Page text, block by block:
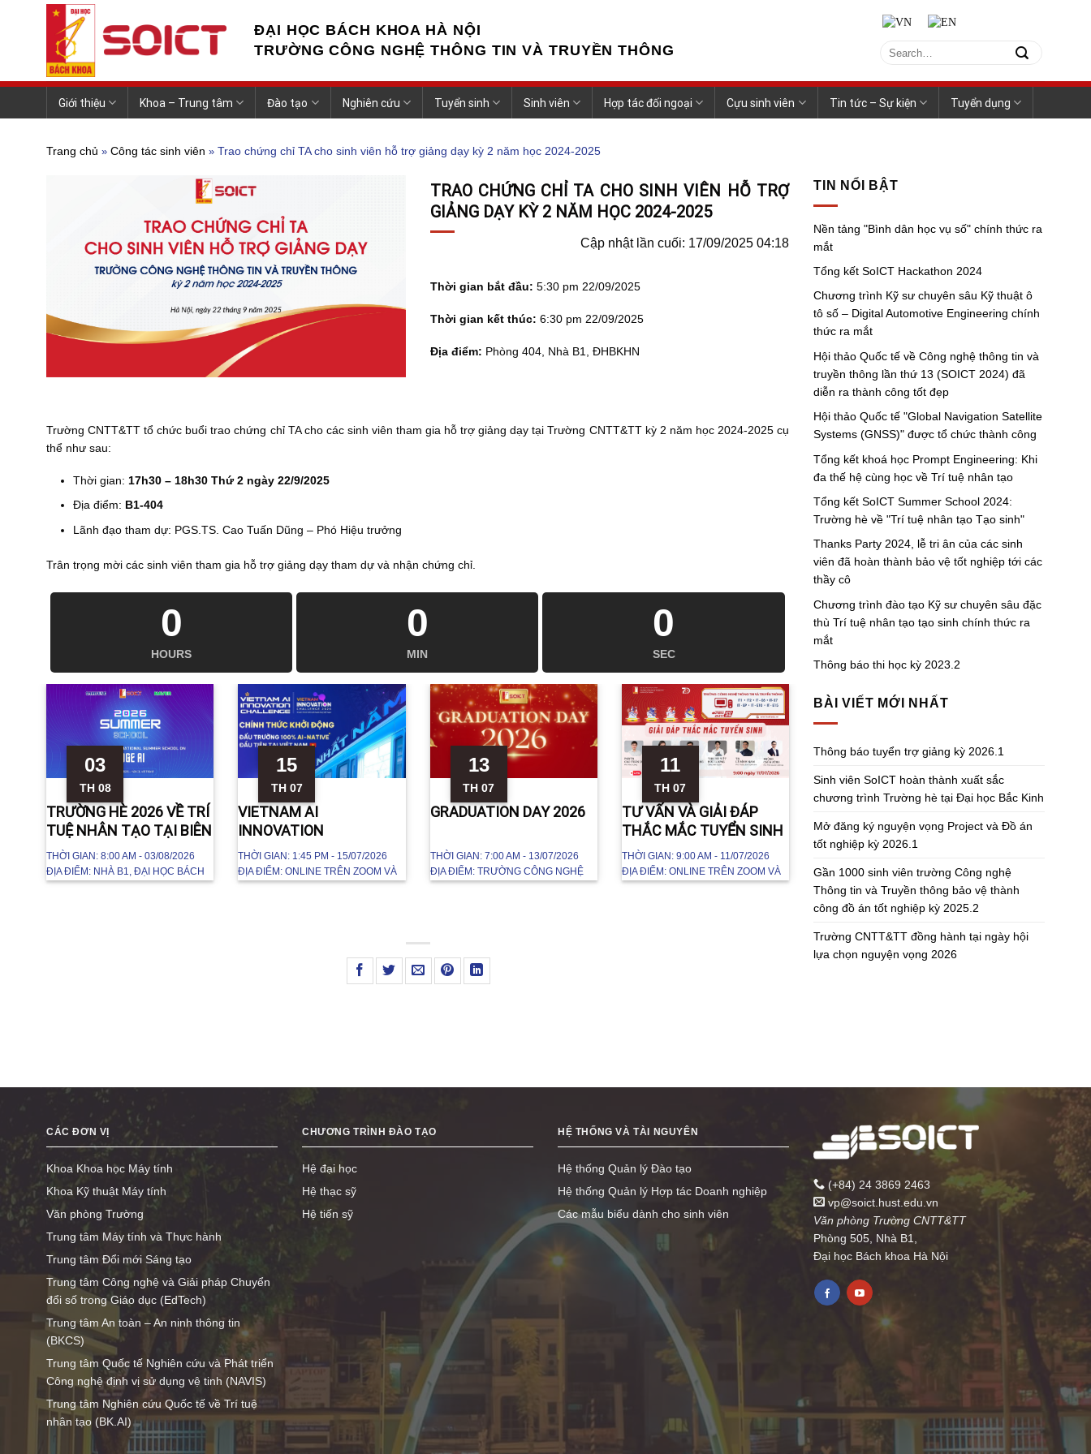
ĐẠI HỌC BÁCH KHOA HÀ NỘI
TRƯỜNG CÔNG NGHỆ THÔNG TIN VÀ TRUYỀN THÔNG
Giới thiệu Khoa – Trung tâm Đào tạo Nghiên cứu Tuyển sinh Sinh viên Hợp tác đối ngoại Cựu sinh viên Tin tức – Sự kiện Tuyển dụng
Trang chủ » Công tác sinh viên » Trao chứng chỉ TA cho sinh viên hỗ trợ giảng dạy kỳ 2 năm học 2024-2025
TRAO CHỨNG CHỈ TA CHO SINH VIÊN HỖ TRỢ
GIẢNG DẠY KỲ 2 NĂM HỌC 2024-2025
Cập nhật lần cuối: 17/09/2025 04:18
Thời gian bắt đầu: 5:30 pm 22/09/2025
Thời gian kết thúc: 6:30 pm 22/09/2025
Địa điểm: Phòng 404, Nhà B1, ĐHBKHN
Trường CNTT&TT tổ chức buổi trao chứng chỉ TA cho các sinh viên tham gia hỗ trợ giảng dạy tại Trường CNTT&TT kỳ 2 năm học 2024-2025 cụ
thể như sau:
Thời gian: 17h30 – 18h30 Thứ 2 ngày 22/9/2025
Địa điểm: B1-404
Lãnh đạo tham dự: PGS.TS. Cao Tuấn Dũng – Phó Hiệu trưởng
Trân trọng mời các sinh viên tham gia hỗ trợ giảng dạy tham dự và nhận chứng chỉ.
0
HOURS
0
MIN
0
SEC
03
TH 08
TRƯỜNG HÈ 2026 VỀ TRÍ
TUỆ NHÂN TẠO TẠI BIÊN
THỜI GIAN: 8:00 AM - 03/08/2026
ĐỊA ĐIỂM: NHÀ B1, ĐẠI HỌC BÁCH
15
TH 07
VIETNAM AI
INNOVATION
CHALLENGE 2026
UNITOUR
THỜI GIAN: 1:45 PM - 15/07/2026
ĐỊA ĐIỂM: ONLINE TRÊN ZOOM VÀ
13
TH 07
GRADUATION DAY 2026
THỜI GIAN: 7:00 AM - 13/07/2026
ĐỊA ĐIỂM: TRƯỜNG CÔNG NGHỆ
11
TH 07
TƯ VẤN VÀ GIẢI ĐÁP
THẮC MẮC TUYỂN SINH
2026
THỜI GIAN: 9:00 AM - 11/07/2026
ĐỊA ĐIỂM: ONLINE TRÊN ZOOM VÀ
TIN NỔI BẬT
Nền tảng "Bình dân học vụ số" chính thức ra
mắt
Tổng kết SoICT Hackathon 2024
Chương trình Kỹ sư chuyên sâu Kỹ thuật ô
tô số – Digital Automotive Engineering chính
thức ra mắt
Hội thảo Quốc tế về Công nghệ thông tin và
truyền thông lần thứ 13 (SOICT 2024) đã
diễn ra thành công tốt đẹp
Hội thảo Quốc tế "Global Navigation Satellite
Systems (GNSS)" được tổ chức thành công
Tổng kết khoá học Prompt Engineering: Khi
đa thế hệ cùng học về Trí tuệ nhân tạo
Tổng kết SoICT Summer School 2024:
Trường hè về "Trí tuệ nhân tạo Tạo sinh"
Thanks Party 2024, lễ tri ân của các sinh
viên đã hoàn thành bảo vệ tốt nghiệp tới các
thầy cô
Chương trình đào tạo Kỹ sư chuyên sâu đặc
thù Trí tuệ nhân tạo tạo sinh chính thức ra
mắt
Thông báo thi học kỳ 2023.2
BÀI VIẾT MỚI NHẤT
Thông báo tuyển trợ giảng kỳ 2026.1
Sinh viên SoICT hoàn thành xuất sắc
chương trình Trường hè tại Đại học Bắc Kinh
Mở đăng ký nguyện vọng Project và Đồ án
tốt nghiệp kỳ 2026.1
Gần 1000 sinh viên trường Công nghệ
Thông tin và Truyền thông bảo vệ thành
công đồ án tốt nghiệp kỳ 2025.2
Trường CNTT&TT đồng hành tại ngày hội
lựa chọn nguyện vọng 2026
CÁC ĐƠN VỊ
Khoa Khoa học Máy tính
Khoa Kỹ thuật Máy tính
Văn phòng Trường
Trung tâm Máy tính và Thực hành
Trung tâm Đổi mới Sáng tạo
Trung tâm Công nghệ và Giải pháp Chuyển
đổi số trong Giáo dục (EdTech)
Trung tâm An toàn – An ninh thông tin
(BKCS)
Trung tâm Quốc tế Nghiên cứu và Phát triển
Công nghệ định vị sử dụng vệ tinh (NAVIS)
Trung tâm Nghiên cứu Quốc tế về Trí tuệ
nhân tạo (BK.AI)
CHƯƠNG TRÌNH ĐÀO TẠO
Hệ đại học
Hệ thạc sỹ
Hệ tiến sỹ
HỆ THỐNG VÀ TÀI NGUYÊN
Hệ thống Quản lý Đào tạo
Hệ thống Quản lý Hợp tác Doanh nghiệp
Các mẫu biểu dành cho sinh viên
(+84) 24 3869 2463
vp@soict.hust.edu.vn
Văn phòng Trường CNTT&TT
Phòng 505, Nhà B1,
Đại học Bách khoa Hà Nội